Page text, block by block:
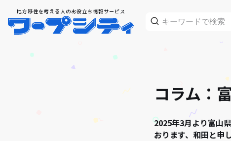
地方移住を考える人のお役立ち情報サービス
コラム：
2025年3月より富山
おります、和田と申